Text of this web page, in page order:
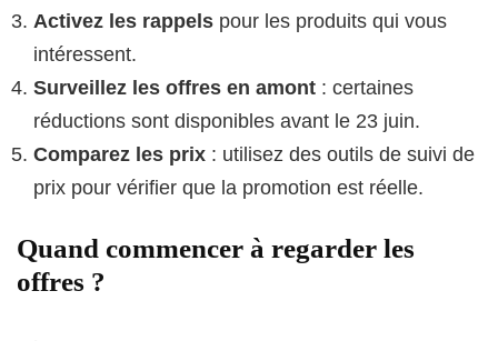
Activez les rappels pour les produits qui vous
intéressent.
Surveillez les offres en amont : certaines
réductions sont disponibles avant le 23 juin.
Comparez les prix : utilisez des outils de suivi de
prix pour vérifier que la promotion est réelle.
Quand commencer à regarder les
offres ?